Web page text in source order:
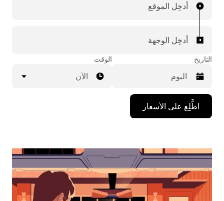
أدخِل الموقع
أدخِل الوجهة
التاريخ
اضغط
على
مفتاح
للأسفل
لاستخدام
التقويم
التاريخ.
اضغط
الوقت
الآن
اطَّلِع على الأسعار